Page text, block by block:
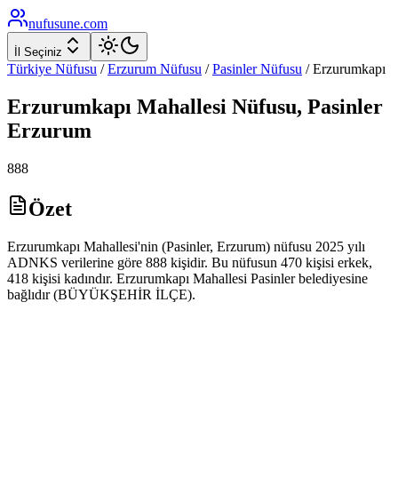
nufusune.com
İl Seçiniz
Türkiye Nüfusu / Erzurum Nüfusu / PasinlerNüfusu /Erzurumkapı
Erzurumkapı Mahallesi Nüfusu, Pasinler
Erzurum
888
Özet
Erzurumkapı Mahallesi'nin (Pasinler, Erzurum) nüfusu 2025 yılı
ADNKS verilerine göre 888 kişidir. Bu nüfusun 470 kişisi erkek,
418 kişisi kadındır. Erzurumkapı Mahallesi Pasinler belediyesine
bağlıdır (BÜYÜKŞEHİR İLÇE).